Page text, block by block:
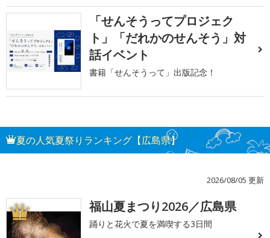
「せんそうってプロジェク
ト」「だれかのせんそう」対
話イベント
書籍「せんそうって」出版記念！
夏の人気夏祭りランキング【広島県】
2026/08/05 更新
1 福山夏まつり2026／広島県
踊りと花火で夏を満喫する3日間